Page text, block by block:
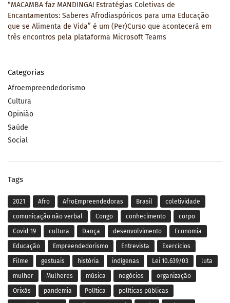
“MACAMBA faz MANDINGA! Estratégias Coletivas de
Encantamentos: Saberes Afrodiaspóricos para uma Educação
que se Alimenta de Vida” é um (Per)Curso que acontecerá em
três encontros pela plataforma Microsoft Teams
Categorias
Afroempreendedorismo
Cultura
Opinião
Saúde
Social
Tags
2021 Afro AfroEmpreendedoras Brasil coletividade
comunicação não verbal Congo conhecimento corpo
Covid-19 cultura Dança desenvolvimento Economia
Educação Empreendedorismo Entrevista Exercícios
Filme gestuais história indígenas Lei 10.639/03 luta
mulher Mulheres música negócios organização
Orixás pandemia Política políticas públicas